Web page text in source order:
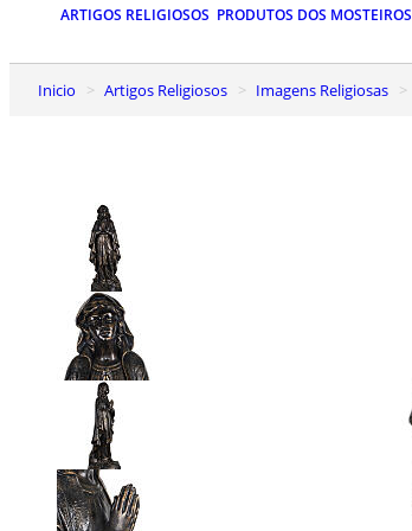
ARTIGOS RELIGIOSOS PRODUTOS DOS MOSTEIROS
Inicio Artigos Religiosos Imagens Religiosas